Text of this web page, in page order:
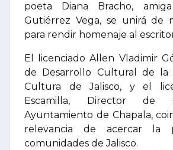
poeta Diana Bracho,
Gutiérrez Vega, se unirá de
para rendir homenaje al
El licenciado Allen Vladimir
de Desarrollo Cultural de la
Cultura de Jalisco, y el
Escamilla, Director de
Ayuntamiento de Chapala,
relevancia de acercar la
comunidades de Jalisco.